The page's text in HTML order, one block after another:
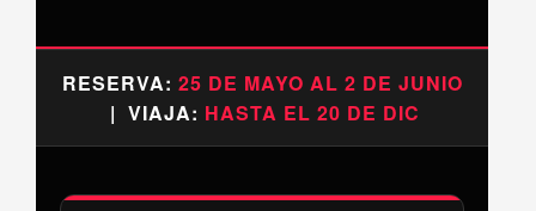
RESERVA: 25 DE MAYO AL 2 DE JUNIO
| VIAJA: HASTA EL 20 DE DIC